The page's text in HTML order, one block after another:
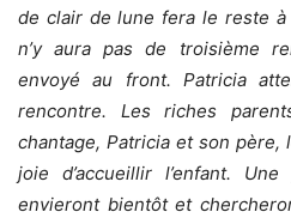
de clair de lune fera le reste
n’y aura pas de troisième
envoyé au front. Patricia
rencontre. Les riches
chantage, Patricia et son
joie d’accueillir l’enfant.
envieront bientôt et